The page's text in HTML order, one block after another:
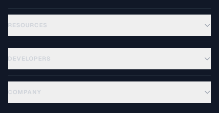
RESOURCES
DEVELOPERS
COMPANY